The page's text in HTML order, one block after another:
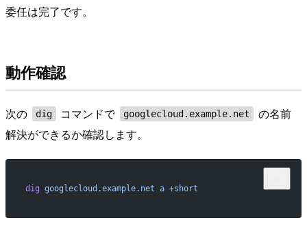
委任は完了です。
動作確認
次の dig コマンドで googlecloud.example.net
の名前
解決ができるか確認します。
dig googlecloud.example.net a +short